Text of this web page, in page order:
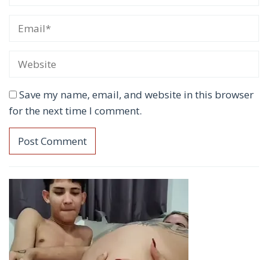
Save my name, email, and website in this browser
for the next time I comment.